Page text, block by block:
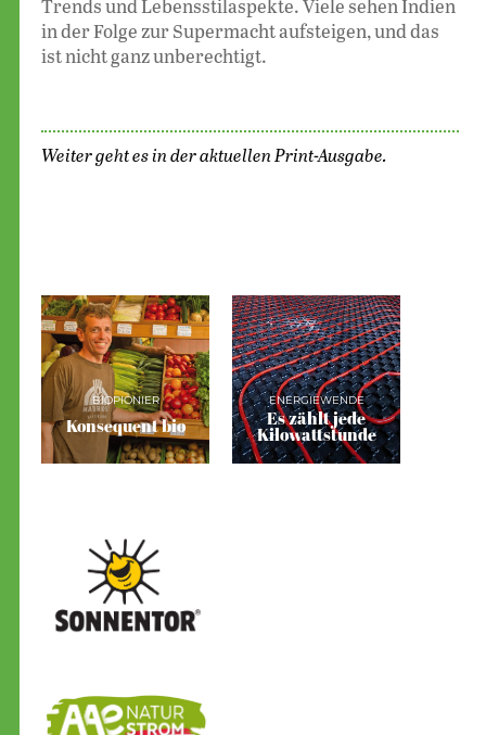
Trends und Lebensstilaspekte. Viele sehen Indien
in der Folge zur Supermacht aufsteigen, und das
ist nicht ganz unberechtigt.
Weiter geht es in der aktuellen Print-Ausgabe.
BIOPIONIER
Konsequent bio
ENERGIEWENDE
Es zählt jede
Kilowattstunde